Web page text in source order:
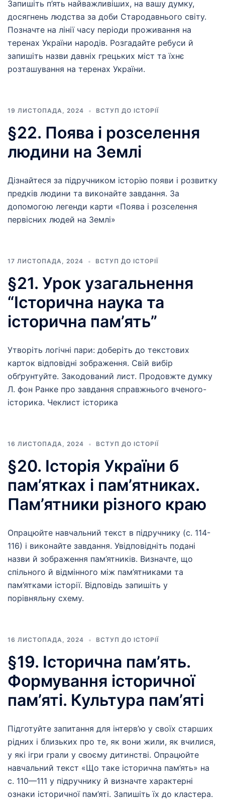
Запишіть п’ять найважливіших, на вашу думку,
досягнень людства за доби Стародавнього світу.
Позначте на лінії часу періоди проживання на
теренах України народів. Розгадайте ребуси й
запишіть назви давніх грецьких міст та їхнє
розташування на теренах України.
19 ЛИСТОПАДА, 2024 ВСТУП ДО ІСТОРІЇ
§22. Поява і розселення
людини на Землі
Дізнайтеся за підручником історію появи і розвитку
предків людини та виконайте завдання. За
допомогою легенди карти «Поява і розселення
первісних людей на Землі»
17 ЛИСТОПАДА, 2024 ВСТУП ДО ІСТОРІЇ
§21. Урок узагальнення
“Історична наука та
історична пам’ять”
Утворіть логічні пари: доберіть до текстових
карток відповідні зображення. Свій вибір
обґрунтуйте. Закодований лист. Продовжте думку
Л. фон Ранке про завдання справжнього вченого-
історика. Чеклист історика
16 ЛИСТОПАДА, 2024 ВСТУП ДО ІСТОРІЇ
§20. Історія України б
пам’ятках і пам’ятниках.
Пам’ятники різного краю
Опрацюйте навчальний текст в підручнику (с. 114-
116) і виконайте завдання. Увідповідніть подані
назви й зображення пам’ятників. Визначте, що
спільного й відмінного між пам’ятниками та
пам’ятками історії. Відповідь запишіть у
порівняльну схему.
16 ЛИСТОПАДА, 2024 ВСТУП ДО ІСТОРІЇ
§19. Історична пам’ять.
Формування історичної
пам’яті. Культура пам’яті
Підготуйте запитання для інтерв’ю у своїх старших
рідних і близьких про те, як вони жили, як вчилися,
у які ігри грали у своєму дитинстві. Опрацюйте
навчальний текст «Що таке історична пам’ять» на
с. 110—111 у підручнику й визначте характерні
ознаки історичної пам’яті. Запишіть їх до кластера.